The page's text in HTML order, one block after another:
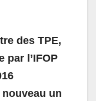
des TPE,
par l’IFOP
un